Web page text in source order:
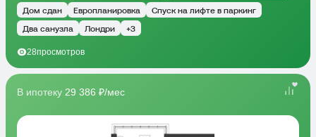
Дом сдан
Европланировка
Спуск на лифте в паркинг
Два санузла
Лондри +3
28просмотров
В ипотеку 29 386 ₽/мес